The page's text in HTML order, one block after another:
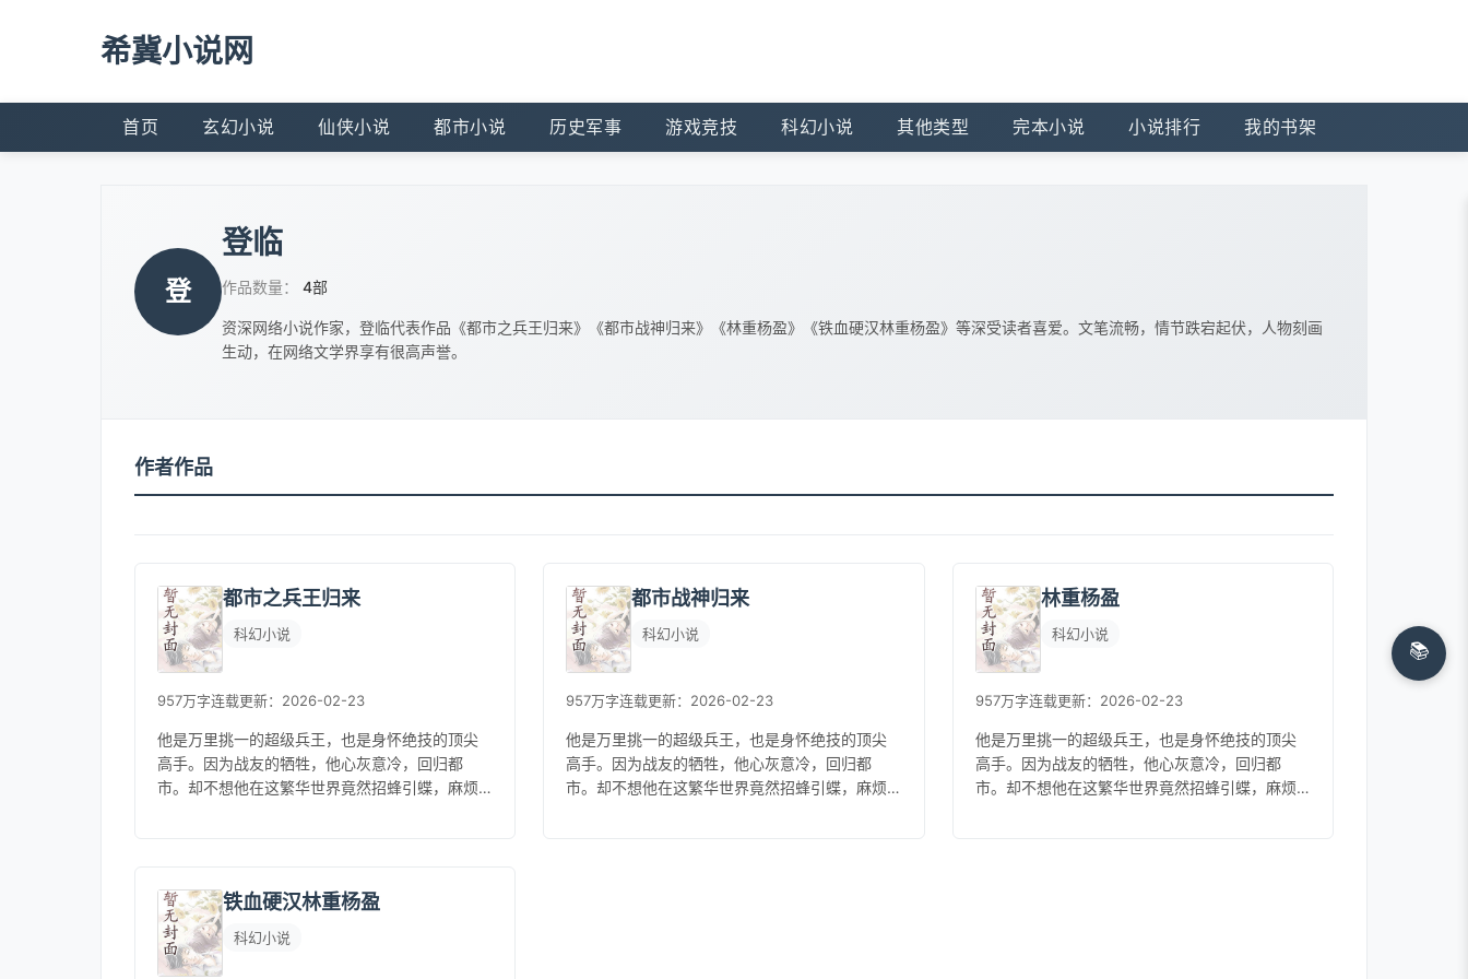
希冀小说网
首页 玄幻小说 仙侠小说 都市小说 历史军事 游戏竞技 科幻小说 其他类型 完本小说 小说排行 我的书架
登
登临
作品数量： 4部
资深网络小说作家，登临代表作品《都市之兵王归来》《都市战神归来》《林重杨盈》《铁血硬汉林重杨盈》等深受读者喜爱。文笔流畅，情节跌宕起伏，人物刻画
生动，在网络文学界享有很高声誉。
作者作品
都市之兵王归来
科幻小说
957万字连载更新：2026-02-23
他是万里挑一的超级兵王，也是身怀绝技的顶尖
高手。因为战友的牺牲，他心灰意冷，回归都
市。却不想他在这繁华世界竟然招蜂引蝶，麻烦
都市战神归来
科幻小说
957万字连载更新：2026-02-23
他是万里挑一的超级兵王，也是身怀绝技的顶尖
高手。因为战友的牺牲，他心灰意冷，回归都
市。却不想他在这繁华世界竟然招蜂引蝶，麻烦
林重杨盈
科幻小说
957万字连载更新：2026-02-23
他是万里挑一的超级兵王，也是身怀绝技的顶尖
高手。因为战友的牺牲，他心灰意冷，回归都
市。却不想他在这繁华世界竟然招蜂引蝶，麻烦
铁血硬汉林重杨盈
科幻小说
📚